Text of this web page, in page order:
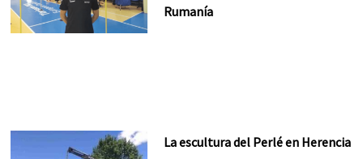
Rumanía
La escultura del Perlé en Herencia